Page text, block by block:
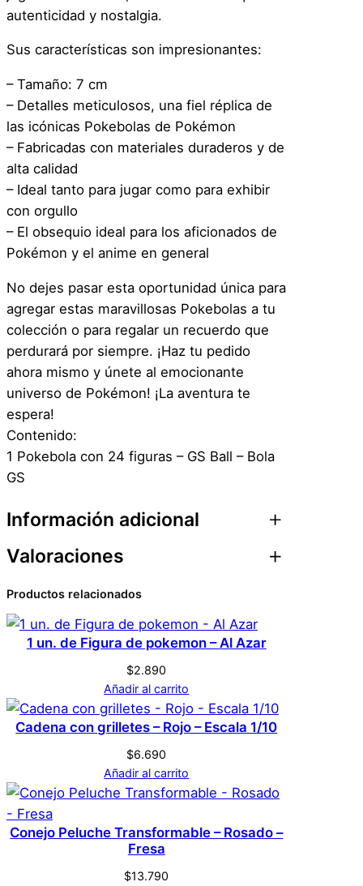
autenticidad y nostalgia.
Sus características son impresionantes:
– Tamaño: 7 cm
– Detalles meticulosos, una fiel réplica de
las icónicas Pokebolas de Pokémon
– Fabricadas con materiales duraderos y de
alta calidad
– Ideal tanto para jugar como para exhibir
con orgullo
– El obsequio ideal para los aficionados de
Pokémon y el anime en general
No dejes pasar esta oportunidad única para
agregar estas maravillosas Pokebolas a tu
colección o para regalar un recuerdo que
perdurará por siempre. ¡Haz tu pedido
ahora mismo y únete al emocionante
universo de Pokémon! ¡La aventura te
espera!
Contenido:
1 Pokebola con 24 figuras – GS Ball – Bola
GS
Información adicional
Atributos
Dimensiones
Marca Genérica
Color Amarillo
Tamaño S
Valoraciones
0 valoraciones en
Pokebola con 24
figuras – GS Ball – Bola
GS
registrados que hayan comprado este
producto pueden hacer una valoración.
Acceder
Productos relacionados
1 un. de Figura de pokemon – Al Azar
$2.890
Añadir al carrito
Cadena con grilletes – Rojo – Escala 1/10
$6.690
Añadir al carrito
Conejo Peluche Transformable – Rosado –
Fresa
$13.790